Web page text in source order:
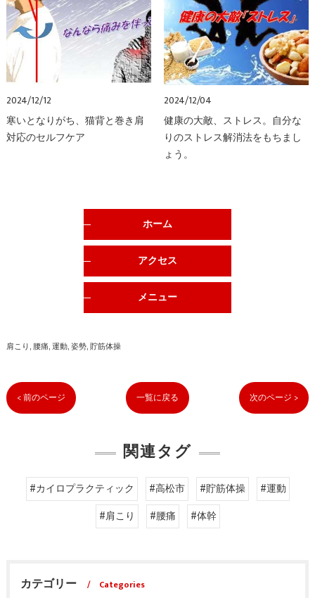
2024/12/12
寒いとなりがち、猫背と巻き肩
対応のセルフケア
2024/12/04
健康の大敵、ストレス。自分な
りのストレス解消法をもちまし
ょう。
ホーム
アクセス
メニュー
肩こり 腰痛 運動 姿勢 貯筋体操
< 前のページ 一覧に戻る 次のページ >
関連タグ
#カイロプラクティック #高松市 #貯筋体操
#運動
#肩こり
#腰痛 #体幹
カテゴリー
Categories